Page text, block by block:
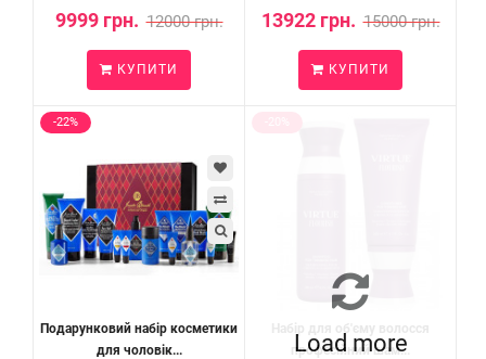
9999 грн. 12000 грн.
КУПИТИ
13922 грн. 15000 грн.
КУПИТИ
-22%
Подарунковий набір косметики
для чоловік...
професійний шам...
Load more